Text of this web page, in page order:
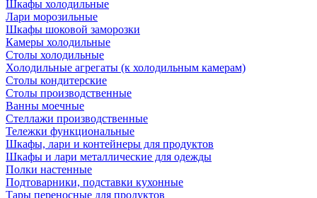
Шкафы холодильные
Лари морозильные
Шкафы шоковой заморозки
Камеры холодильные
Столы холодильные
Холодильные агрегаты (к холодильным камерам)
Столы кондитерские
Столы производственные
Ванны моечные
Стеллажи производственные
Тележки функциональные
Шкафы, лари и контейнеры для продуктов
Шкафы и лари металлические для одежды
Полки настенные
Подтоварники, подставки кухонные
Тары переносные для продуктов